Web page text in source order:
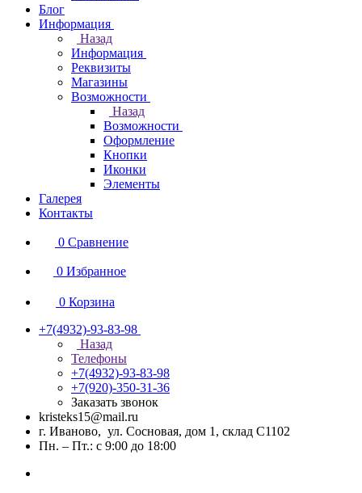
Блог
Информация
Назад
Информация
Реквизиты
Магазины
Возможности
Назад
Возможности
Оформление
Кнопки
Иконки
Элементы
Галерея
Контакты
0 Сравнение
0 Избранное
0 Корзина
+7(4932)-93-83-98
Назад
Телефоны
+7(4932)-93-83-98
+7(920)-350-31-36
Заказать звонок
kristeks15@mail.ru
г. Иваново, ул. Сосновая, дом 1, склад С1102
Пн. – Пт.: с 9:00 до 18:00